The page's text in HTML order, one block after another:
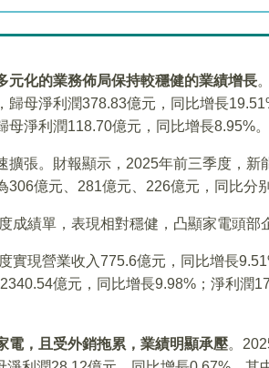
元化的業務佈局保持較穩健的業績增長
歸母淨利潤378.83億元，同比增長
淨利潤118.70億元，同比增長8.95%。
擴張。財報顯示，2025年前三季度，新
億元、281億元、226億元，同比分
成績單，表現相對穩健，凸顯家電頭部
實現營業收入775.6億元，同比增長
億元，同比增長9.98%；淨利潤
電，且受外銷拖累，業績明顯承壓。